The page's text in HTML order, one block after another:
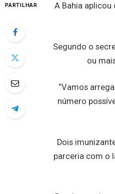
PARTILHAR
A Bahia
Segundo o
ou
“Vamos
número
Dois
parceria com o